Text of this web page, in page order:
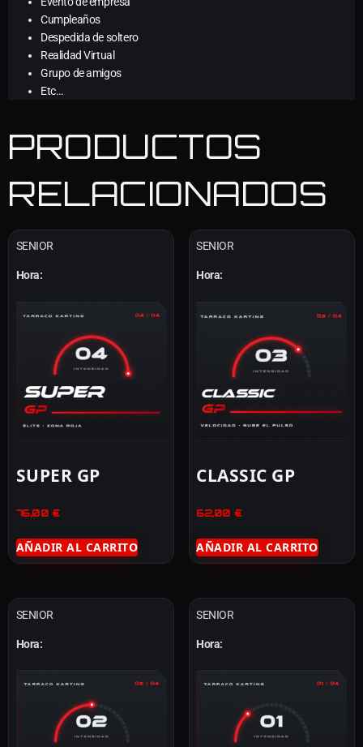
Cumpleaños
Despedida de soltero
Realidad Virtual
Grupo de amigos
Etc…
PRODUCTOS
RELACIONADOS
SENIOR
Hora:
SUPER GP
76,00 €
AÑADIR AL CARRITO
SENIOR
Hora:
CLASSIC GP
62,00 €
AÑADIR AL CARRITO
SENIOR
Hora:
SENIOR
Hora: